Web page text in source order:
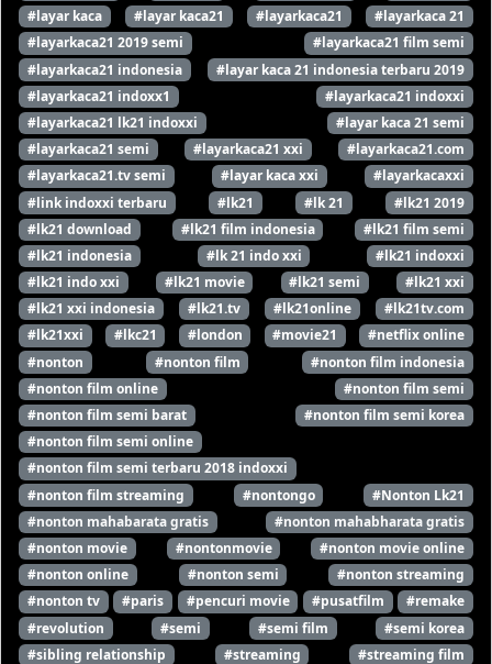
#layar kaca
#layar kaca21 #layarkaca21
#layarkaca 21
#layarkaca21 2019 semi
#layarkaca21 film semi
#layarkaca21 indonesia
#layar kaca 21 indonesia terbaru 2019
#layarkaca21 indoxx1
#layarkaca21 indoxxi
#layarkaca21 lk21 indoxxi
#layar kaca 21 semi
#layarkaca21 semi
#layarkaca21 xxi
#layarkaca21.com
#layarkaca21.tv semi
#layar kaca xxi
#layarkacaxxi
#link indoxxi terbaru
#lk21 #lk 21
#lk21 2019
#lk21 download
#lk21 film indonesia
#lk21 film semi
#lk21 indonesia
#lk 21 indo xxi
#lk21 indoxxi
#lk21 indo xxi
#lk21 movie #lk21 semi
#lk21 xxi
#lk21 xxi indonesia
#lk21.tv #lk21online
#lk21tv.com
#lk21xxi
#lkc21 #london #movie21
#netflix online
#nonton
#nonton film
#nonton film indonesia
#nonton film online
#nonton film semi
#nonton film semi barat
#nonton film semi korea
#nonton film semi online
#nonton film semi terbaru 2018 indoxxi
#nonton film streaming
#nontongo
#Nonton Lk21
#nonton mahabarata gratis
#nonton mahabharata gratis
#nonton movie
#nontonmovie
#nonton movie online
#nonton online
#nonton semi
#nonton streaming
#nonton tv
#paris #pencuri movie #pusatfilm
#remake
#revolution
#semi #semi film
#semi korea
#sibling relationship
#streaming
#streaming film